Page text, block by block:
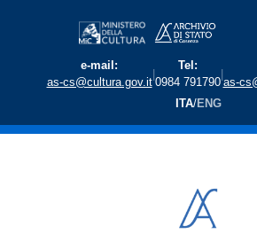
e-mail:
as-cs@cultura.gov.it
|
Tel:
0984 791790
|
as-
ITA/ENG